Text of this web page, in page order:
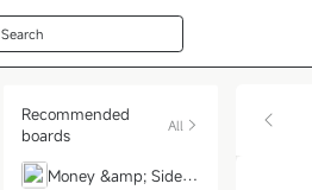
Search
Recommended
boards
All
Money &amp; Side H